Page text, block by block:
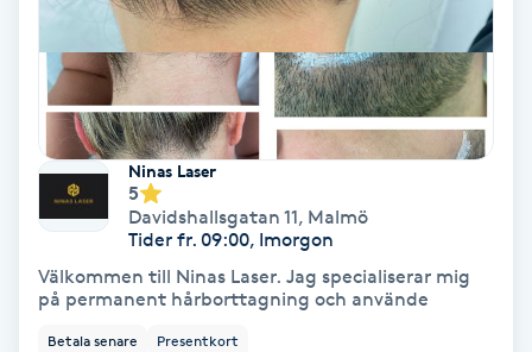
Nagelförlängning
Nagelförlängning akryl
Nagelförlängning gelé
Nagelförlängning glasfiber
Nagelförlängning silke
Ninas Laser
5
Davidshallsgatan 11, Malmö
Tider fr. 09:00, Imorgon
Välkommen till Ninas Laser. Jag specialiserar mig
på permanent hårborttagning och använde
Betala senare Presentkort